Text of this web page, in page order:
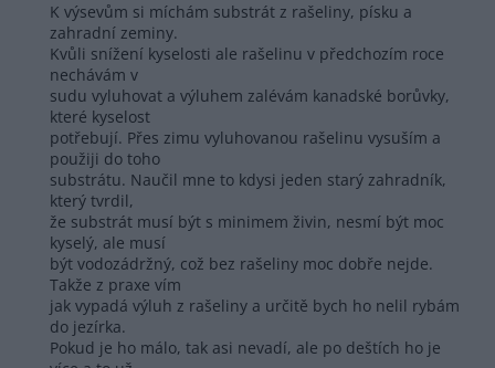
K výsevům si míchám substrát z rašeliny, písku a
zahradní zeminy.
Kvůli snížení kyselosti ale rašelinu v předchozím roce
nechávám v
sudu vyluhovat a výluhem zalévám kanadské borůvky,
které kyselost
potřebují. Přes zimu vyluhovanou rašelinu vysuším a
použiji do toho
substrátu. Naučil mne to kdysi jeden starý zahradník,
který tvrdil,
že substrát musí být s minimem živin, nesmí být moc
kyselý, ale musí
být vodozádržný, což bez rašeliny moc dobře nejde.
Takže z praxe vím
jak vypadá výluh z rašeliny a určitě bych ho nelil rybám
do jezírka.
Pokud je ho málo, tak asi nevadí, ale po deštích ho je